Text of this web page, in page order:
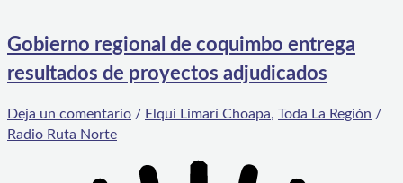
Gobierno regional de coquimbo entrega
resultados de proyectos adjudicados
Deja un comentario / Elqui Limarí Choapa, Toda La Región /
Radio Ruta Norte